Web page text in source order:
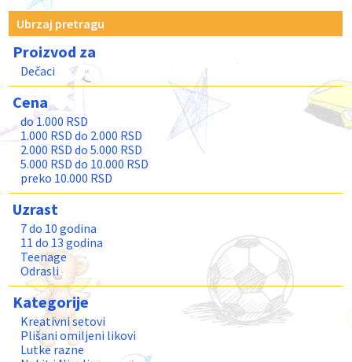
Ubrzaj pretragu
Proizvod za
Dečaci
Cena
do 1.000 RSD
1.000 RSD do 2.000 RSD
2.000 RSD do 5.000 RSD
5.000 RSD do 10.000 RSD
preko 10.000 RSD
Uzrast
7 do 10 godina
11 do 13 godina
Teenage
Odrasli
Kategorije
Kreativni setovi
Plišani omiljeni likovi
Lutke razne